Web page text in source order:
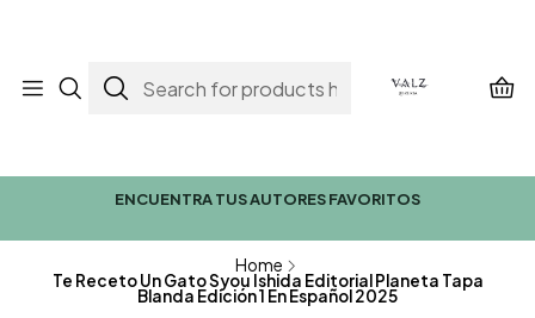
ENCUENTRA TUS AUTORES FAVORITOS
Home
Te Receto Un Gato Syou Ishida Editorial Planeta Tapa
Blanda Edición 1 En Español 2025